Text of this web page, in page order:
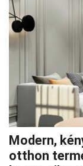
Modern,
otthon